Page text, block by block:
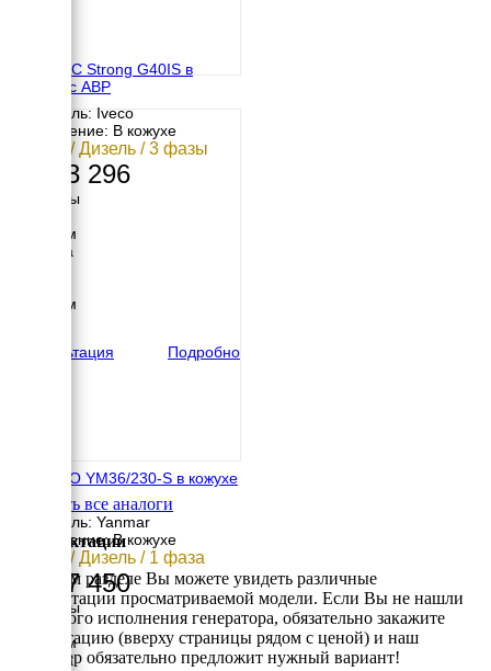
GENMAC Strong G40IS в
кожухе с АВР
Двигатель: Iveco
Исполнение: В кожухе
32 кВт / Дизель / 3 фазы
2 933 296
Размеры
2213 мм
Ширина
1258 мм
Консультация
Подробно
ENERGO YM36/230-S в кожухе
Двигатель: Yanmar
Исполнение: В кожухе
32 кВт / Дизель / 1 фаза
1 287 450
Размеры
2310 мм
Ширина
Смотреть все аналоги
Комплектации
В данном разделе Вы можете увидеть различные
комплектации просматриваемой модели. Если Вы не нашли
требуемого исполнения генератора, обязательно закажите
консультацию (вверху страницы рядом с ценой) и наш
менеджер обязательно предложит нужный вариант!